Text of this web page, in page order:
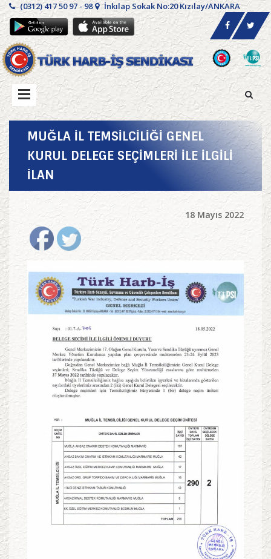
(0312) 417 50 97 - 98 İnkılap Sokak No:20 Kızılay/ANKARA
MUĞLA İL TEMSİLCİLİĞİ GENEL
KURUL DELEGE SEÇİMLERİ İLE İLGİLİ
İLAN
18 Mayıs 2022